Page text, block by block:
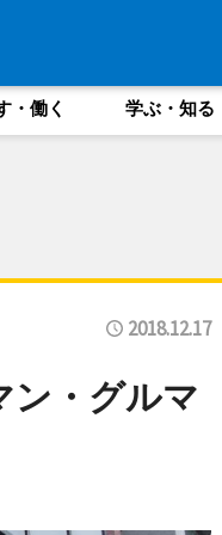
・働く 学ぶ・知る
2018.12.17
ン・グルマ